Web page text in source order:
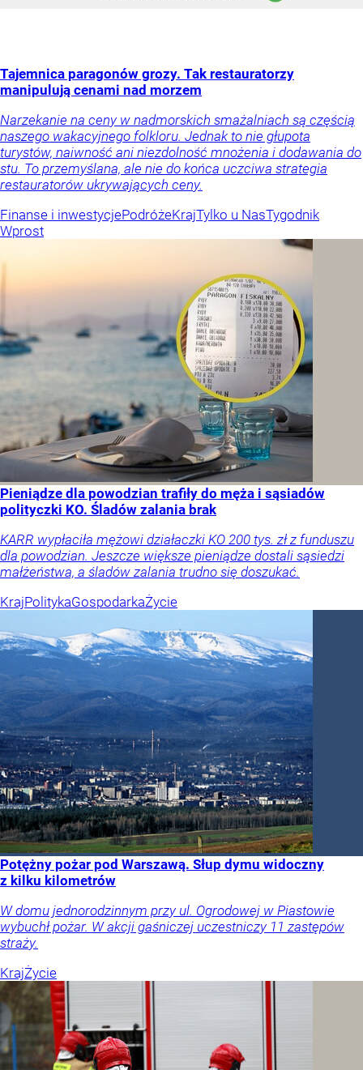
Tajemnica paragonów grozy. Tak restauratorzy
manipulują cenami nad morzem
Narzekanie na ceny w nadmorskich smażalniach są częścią
naszego wakacyjnego folkloru. Jednak to nie głupota
turystów, naiwność ani niezdolność mnożenia i dodawania do
stu. To przemyślana, ale nie do końca uczciwa strategia
restauratorów ukrywających ceny.
Finanse i inwestycjePodróżeKrajTylko u NasTygodnik
Wprost
Pieniądze dla powodzian trafiły do męża i sąsiadów
polityczki KO. Śladów zalania brak
KARR wypłaciła mężowi działaczki KO 200 tys. zł z funduszu
dla powodzian. Jeszcze większe pieniądze dostali sąsiedzi
małżeństwa, a śladów zalania trudno się doszukać.
KrajPolitykaGospodarkaŻycie
Potężny pożar pod Warszawą. Słup dymu widoczny
z kilku kilometrów
W domu jednorodzinnym przy ul. Ogrodowej w Piastowie
wybuchł pożar. W akcji gaśniczej uczestniczy 11 zastępów
straży.
KrajŻycie